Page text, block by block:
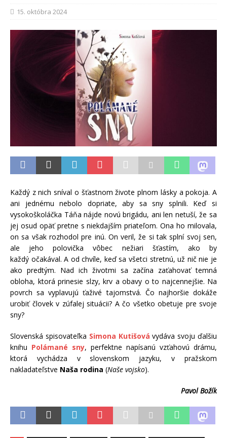
15. októbra 2024
Každý z nich sníval o šťastnom živote plnom lásky a pokoja. A
ani jednému nebolo dopriate, aby sa sny splnili. Keď si
vysokoškoláčka Táňa nájde novú brigádu, ani len netuší, že sa
jej osud opäť pretne s niekdajším priateľom. Ona ho milovala,
on sa však rozhodol pre inú. On veril, že si tak splní svoj sen,
ale jeho polovička vôbec nežiari šťastím, ako by
každý očakával. A od chvíle, keď sa všetci stretnú, už nič nie je
ako predtým. Nad ich životmi sa začína zaťahovať temná
obloha, ktorá prinesie slzy, krv a obavy o to najcennejšie. Na
povrch sa vyplavujú ťaživé tajomstvá. Čo najhoršie dokáže
urobiť človek v zúfalej situácii? A čo všetko obetuje pre svoje
sny?
Slovenská spisovateľka Simona Kutišová vydáva svoju ďalšiu
knihu Polámané sny, perfektne napísanú vzťahovú drámu,
ktorá vychádza v slovenskom jazyku, v pražskom
nakladateľstve Naša rodina (Naše vojsko).
Pavol Božík